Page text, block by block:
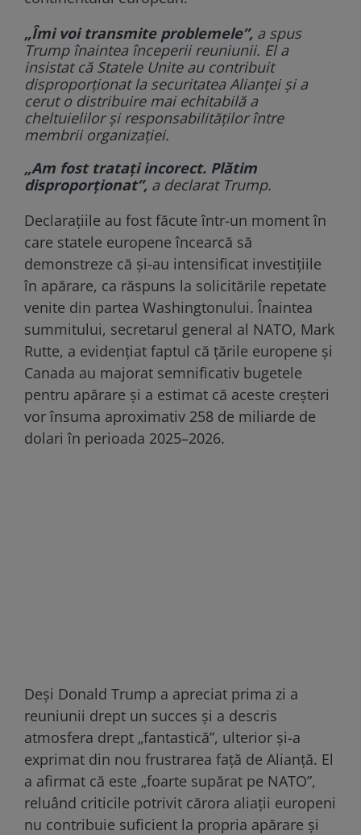
„Îmi voi transmite problemele”, a spus
Trump înaintea începerii reuniunii. El a
insistat că Statele Unite au contribuit
disproporționat la securitatea Alianței și a
cerut o distribuire mai echitabilă a
cheltuielilor și responsabilităților între
membrii organizației.
„Am fost tratați incorect. Plătim
disproporționat”, a declarat Trump.
Declarațiile au fost făcute într-un moment în
care statele europene încearcă să
demonstreze că și-au intensificat investițiile
în apărare, ca răspuns la solicitările repetate
venite din partea Washingtonului. Înaintea
summitului, secretarul general al NATO, Mark
Rutte, a evidențiat faptul că țările europene și
Canada au majorat semnificativ bugetele
pentru apărare și a estimat că aceste creșteri
vor însuma aproximativ 258 de miliarde de
dolari în perioada 2025–2026.
Deși Donald Trump a apreciat prima zi a
reuniunii drept un succes și a descris
atmosfera drept „fantastică”, ulterior și-a
exprimat din nou frustrarea față de Alianță. El
a afirmat că este „foarte supărat pe NATO”,
reluând criticile potrivit cărora aliații europeni
nu contribuie suficient la propria apărare și